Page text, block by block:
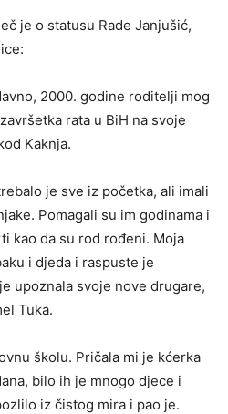
je o statusu Rade Janjušić,
2000. godine roditelji mog
rata u BiH na svoje
Kaknja.
je sve iz početka, ali imali
Pomagali su im godinama i
kao da su rod rođeni. Moja
i djeda i raspuste je
upoznala svoje nove drugare,
Tuka.
školu. Pričala mi je kćerka
bilo ih je mnogo djece i
iz čistog mira i pao je.